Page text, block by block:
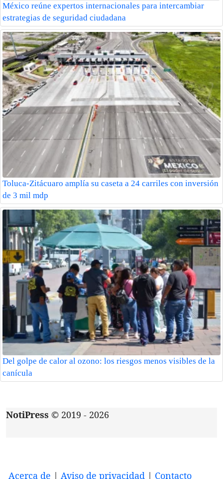
México reúne expertos internacionales para intercambiar
estrategias de seguridad ciudadana
Toluca-Zitácuaro amplía su caseta a 24 carriles con inversión
de 3 mil mdp
Del golpe de calor al ozono: los riesgos menos visibles de la
canícula
NotiPress © 2019 - 2026
Acerca de | Aviso de privacidad | Contacto